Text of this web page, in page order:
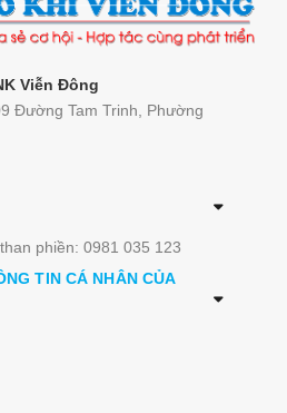
Viễn Đông
Đường Tam Trinh, Phường
phiền: 0981 035 123
TIN CÁ NHÂN CỦA